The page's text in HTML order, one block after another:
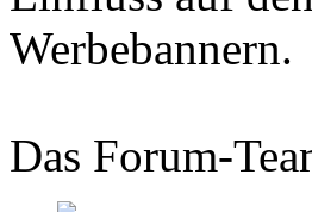
Werbebannern.
Das Forum-